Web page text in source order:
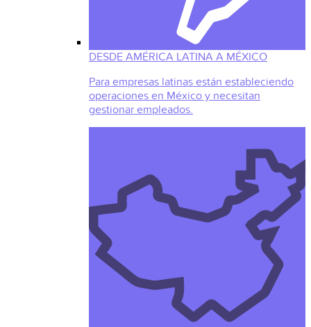
DESDE AMÉRICA LATINA A MÉXICO
Para empresas latinas están estableciendo
operaciones en México y necesitan
gestionar empleados.